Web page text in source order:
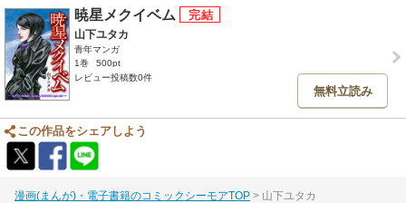
暁星メクイベム
山下ユタカ
青年マンガ
1巻
500pt
レビュー投稿数0件
無料立読み
この作品をシェアしよう
漫画(まんが)・電子書籍のコミックシーモアTOP 山下ユタカ